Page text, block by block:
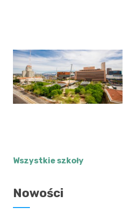
Wszystkie szkoły
Nowości